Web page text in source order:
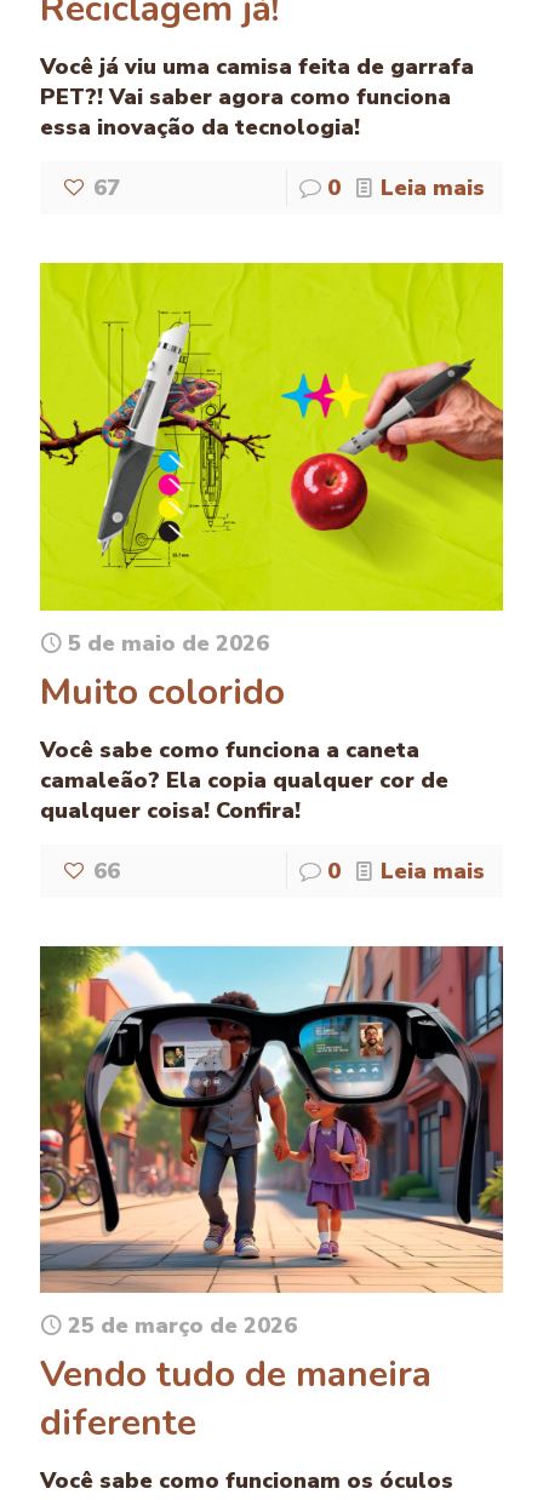
Você já viu uma camisa feita de garrafa
PET?! Vai saber agora como funciona
essa inovação da tecnologia!
67 0 Leia mais
5 de maio de 2026
Muito colorido
Você sabe como funciona a caneta
camaleão? Ela copia qualquer cor de
qualquer coisa! Confira!
66 0 Leia mais
25 de março de 2026
Vendo tudo de maneira
diferente
Você sabe como funcionam os óculos